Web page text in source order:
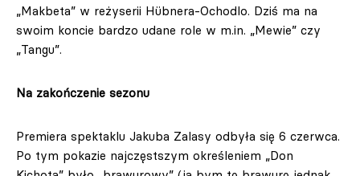
„Makbeta” w reżyserii Hübnera-Ochodlo. Dziś ma na
swoim koncie bardzo udane role w m.in. „Mewie” czy
„Tangu”.
Na zakończenie sezonu
Premiera spektaklu Jakuba Zalasy odbyła się 6 czerwca.
Po tym pokazie najczęstszym określeniem „Don